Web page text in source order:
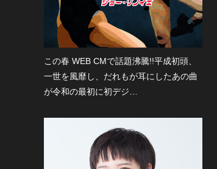
この春 WEB CMで話題沸騰!!平成初頭、
一世を風靡し、だれもが耳にしたあの曲
が令和の最初に初デジ…